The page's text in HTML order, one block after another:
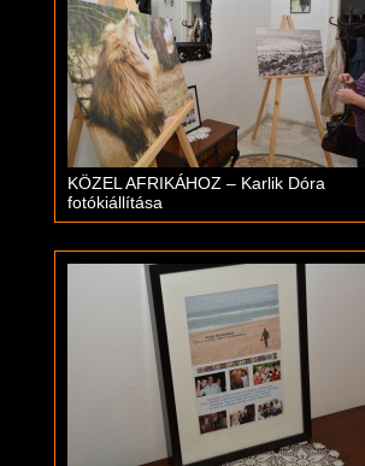
KÖZEL AFRIKÁHOZ – Karlik Dóra
fotókiállítása